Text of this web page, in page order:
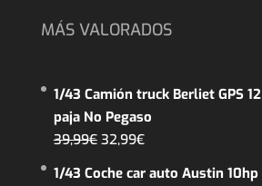
MÁS VALORADOS
1/43 Camión truck Berliet GPS
paja No Pegaso
39,99€ El
32,99€El
1/43 Coche car auto Austin